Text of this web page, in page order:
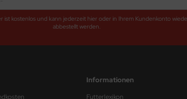
ist kostenlos und kann jederzeit hier oder in Ihrem Kundenkonto
abbestellt werden.
Informationen
Futterlexikon